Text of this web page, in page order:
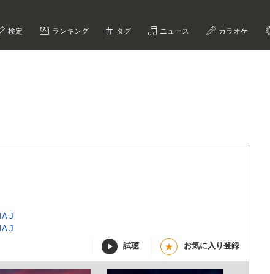
検定 ランキング タグ ニュース カラオケ
J
J
試聴 ★ お気に入り登録